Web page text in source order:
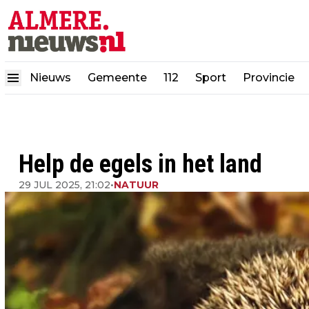
Nieuws Gemeente 112 Sport Provincie
Help de egels in het land
29 JUL 2025, 21:02•NATUUR